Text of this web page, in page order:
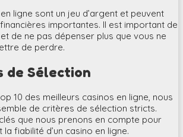
ligne sont un jeu d’argent et peuvent
importantes. Il est important de
de ne pas dépenser plus que vous ne
de perdre.
de Sélection
10 des meilleurs casinos en ligne, nous
de critères de sélection stricts.
que nous prenons en compte pour
fiabilité d’un casino en ligne.